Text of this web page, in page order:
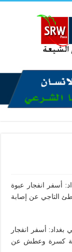
أسفر انفجار عبوة
التاجي عن إصابة
بغداد: أسفر انفجار
كسرة وعطش عن